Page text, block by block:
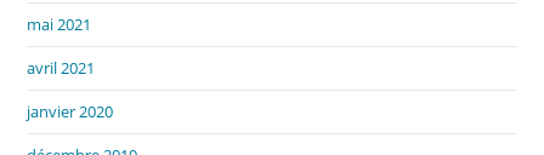
mai 2021
avril 2021
janvier 2020